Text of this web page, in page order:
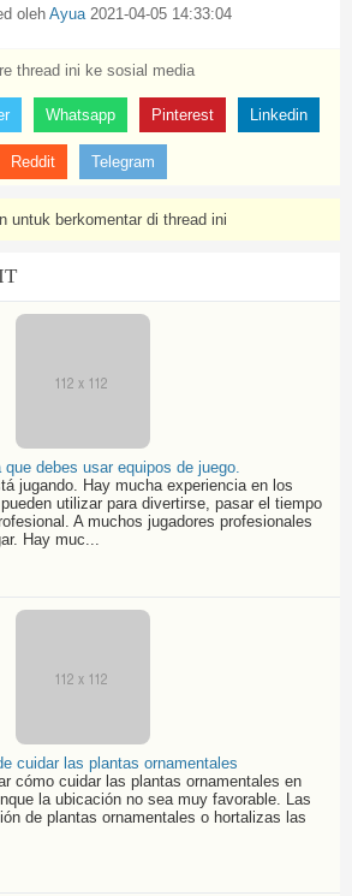
oleh Ayua 2021-04-05 14:33:04
thread ini ke sosial media
Whatsapp Pinterest Linkedin
Reddit Telegram
untuk berkomentar di thread ini
debes usar equipos de juego.
jugando. Hay mucha experiencia en los
utilizar para divertirse, pasar el tiempo
A muchos jugadores profesionales
Hay muc...
cuidar las plantas ornamentales
cómo cuidar las plantas ornamentales en
la ubicación no sea muy favorable. Las
de plantas ornamentales o hortalizas las